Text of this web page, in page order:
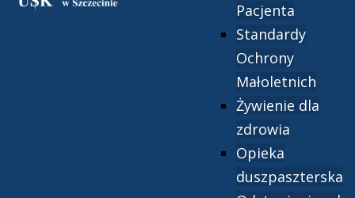
Pacjenta
Standardy
Ochrony
Małoletnich
Żywienie dla
zdrowia
Opieka
duszpaszterska